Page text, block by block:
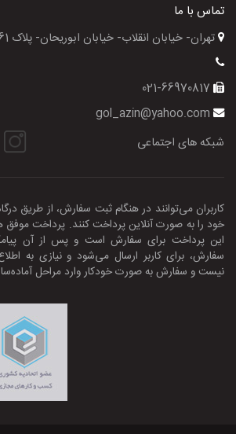
تماس با ما
تهران- خیابان انقلاب- خیابان ابوریحان- پلاک 61- طبقه دوم- واحد 3
شبکه های اجتماعی
کاربران می‌توانند در هنگام ثبت سفارش، از طریق
خود را به صورت آنلاین پرداخت کنند. پرداخت موفق
این پرداخت برای سفارش است و پس از آن
سفارش، برای کاربر ارسال می‌شود و نیازی به
نیست و سفارش به صورت خودکار وارد مراحل